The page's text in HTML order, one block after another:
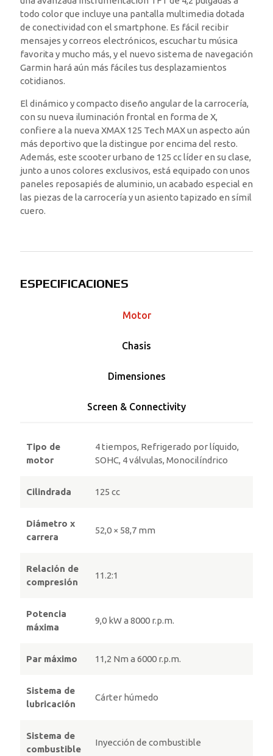
todo color que incluye una pantalla multimedia dotada
de conectividad con el smartphone. Es fácil recibir
mensajes y correos electrónicos, escuchar tu música
favorita y mucho más, y el nuevo sistema de navegación
Garmin hará aún más fáciles tus desplazamientos
cotidianos.
El dinámico y compacto diseño angular de la carrocería,
con su nueva iluminación frontal en forma de X,
confiere a la nueva XMAX 125 Tech MAX un aspecto aún
más deportivo que la distingue por encima del resto.
Además, este scooter urbano de 125 cc líder en su clase,
junto a unos colores exclusivos, está equipado con unos
paneles reposapiés de aluminio, un acabado especial en
las piezas de la carrocería y un asiento tapizado en símil
cuero.
ESPECIFICACIONES
Motor
Chasis
Dimensiones
Screen & Connectivity
Tipo de
motor
4 tiempos, Refrigerado por líquido,
SOHC, 4 válvulas, Monocilíndrico
Cilindrada 125 cc
Diámetro x
carrera
52,0 × 58,7 mm
Relación de
compresión
11.2:1
Potencia
máxima
9,0 kW a 8000 r.p.m.
Par máximo 11,2 Nm a 6000 r.p.m.
Sistema de
lubricación
Cárter húmedo
Sistema de
combustible
Inyección de combustible